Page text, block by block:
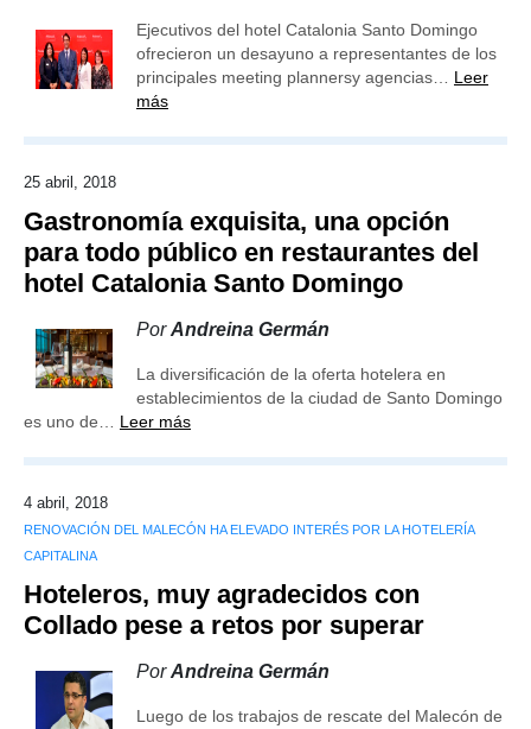
Ejecutivos del hotel Catalonia Santo Domingo
ofrecieron un desayuno a representantes de los
principales meeting plannersy agencias… Leer
más
25 abril, 2018
Gastronomía exquisita, una opción
para todo público en restaurantes del
hotel Catalonia Santo Domingo
PorAndreina Germán
La diversificación de la oferta hotelera en
establecimientos de la ciudad de Santo Domingo
es uno de… Leer más
4 abril, 2018
RENOVACIÓN DEL MALECÓN HA ELEVADO INTERÉS POR LA HOTELERÍA
CAPITALINA
Hoteleros, muy agradecidos con
Collado pese a retos por superar
PorAndreina Germán
Luego de los trabajos de rescate del Malecón de